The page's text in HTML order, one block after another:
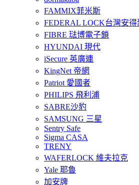
FAMMIX菲米斯
FEDERAL LOCK台灣安得
FIBRE 琺博電子鎖
HYUNDAI 現代
iSecure 英廣連
KingNet 帝網
Patriot 愛國者
PHILIPS 飛利浦
SABRE沙豹
SAMSUNG 三星
Sentry Safe
Sigma CASA
TRENY
WAFERLOCK 維夫拉克
Yale 耶魯
加安牌